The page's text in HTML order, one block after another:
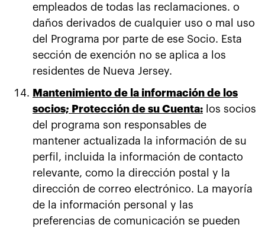
empleados de todas las reclamaciones. o
daños derivados de cualquier uso o mal uso
del Programa por parte de ese Socio. Esta
sección de exención no se aplica a los
residentes de Nueva Jersey.
Mantenimiento de la información de los
socios; Protección de su Cuenta: los socios
del programa son responsables de
mantener actualizada la información de su
perfil, incluida la información de contacto
relevante, como la dirección postal y la
dirección de correo electrónico. La mayoría
de la información personal y las
preferencias de comunicación se pueden